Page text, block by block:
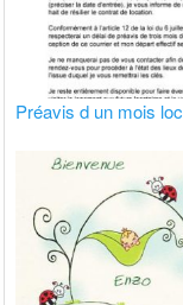
Préavis d un mois